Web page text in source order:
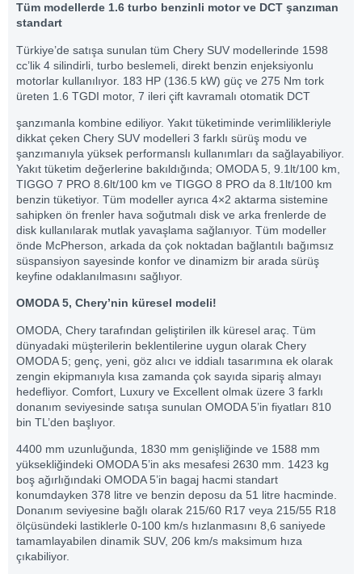
Tüm modellerde 1.6 turbo benzinli motor ve DCT şanzıman
standart
Türkiye’de satışa sunulan tüm Chery SUV modellerinde 1598
cc’lik 4 silindirli, turbo beslemeli, direkt benzin enjeksiyonlu
motorlar kullanılıyor. 183 HP (136.5 kW) güç ve 275 Nm tork
üreten 1.6 TGDI motor, 7 ileri çift kavramalı otomatik DCT
şanzımanla kombine ediliyor. Yakıt tüketiminde verimlilikleriyle
dikkat çeken Chery SUV modelleri 3 farklı sürüş modu ve
şanzımanıyla yüksek performanslı kullanımları da sağlayabiliyor.
Yakıt tüketim değerlerine bakıldığında; OMODA 5, 9.1lt/100 km,
TIGGO 7 PRO 8.6lt/100 km ve TIGGO 8 PRO da 8.1lt/100 km
benzin tüketiyor. Tüm modeller ayrıca 4×2 aktarma sistemine
sahipken ön frenler hava soğutmalı disk ve arka frenlerde de
disk kullanılarak mutlak yavaşlama sağlanıyor. Tüm modeller
önde McPherson, arkada da çok noktadan bağlantılı bağımsız
süspansiyon sayesinde konfor ve dinamizm bir arada sürüş
keyfine odaklanılmasını sağlıyor.
OMODA 5, Chery’nin küresel modeli!
OMODA, Chery tarafından geliştirilen ilk küresel araç. Tüm
dünyadaki müşterilerin beklentilerine uygun olarak Chery
OMODA 5; genç, yeni, göz alıcı ve iddialı tasarımına ek olarak
zengin ekipmanıyla kısa zamanda çok sayıda sipariş almayı
hedefliyor. Comfort, Luxury ve Excellent olmak üzere 3 farklı
donanım seviyesinde satışa sunulan OMODA 5’in fiyatları 810
bin TL’den başlıyor.
4400 mm uzunluğunda, 1830 mm genişliğinde ve 1588 mm
yüksekliğindeki OMODA 5’in aks mesafesi 2630 mm. 1423 kg
boş ağırlığındaki OMODA 5’in bagaj hacmi standart
konumdayken 378 litre ve benzin deposu da 51 litre hacminde.
Donanım seviyesine bağlı olarak 215/60 R17 veya 215/55 R18
ölçüsündeki lastiklerle 0-100 km/s hızlanmasını 8,6 saniyede
tamamlayabilen dinamik SUV, 206 km/s maksimum hıza
çıkabiliyor.